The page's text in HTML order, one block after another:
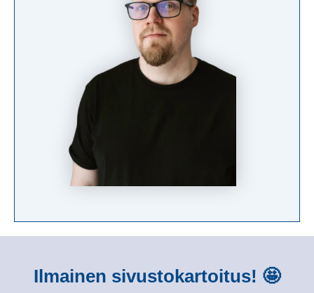
Ilmainen sivustokartoitus! 🤩